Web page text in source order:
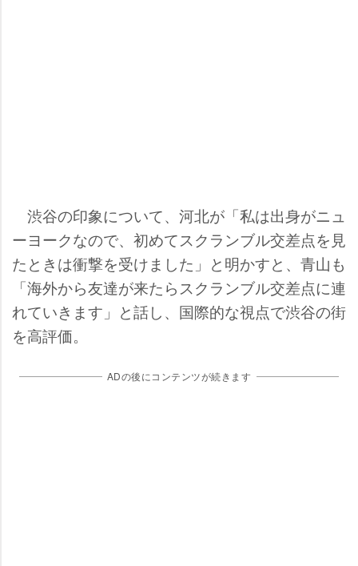
渋谷の印象について、河北が「私は出身がニュ
ーヨークなので、初めてスクランブル交差点を見
たときは衝撃を受けました」と明かすと、青山も
「海外から友達が来たらスクランブル交差点に連
れていきます」と話し、国際的な視点で渋谷の街
を高評価。
ADの後にコンテンツが続きます